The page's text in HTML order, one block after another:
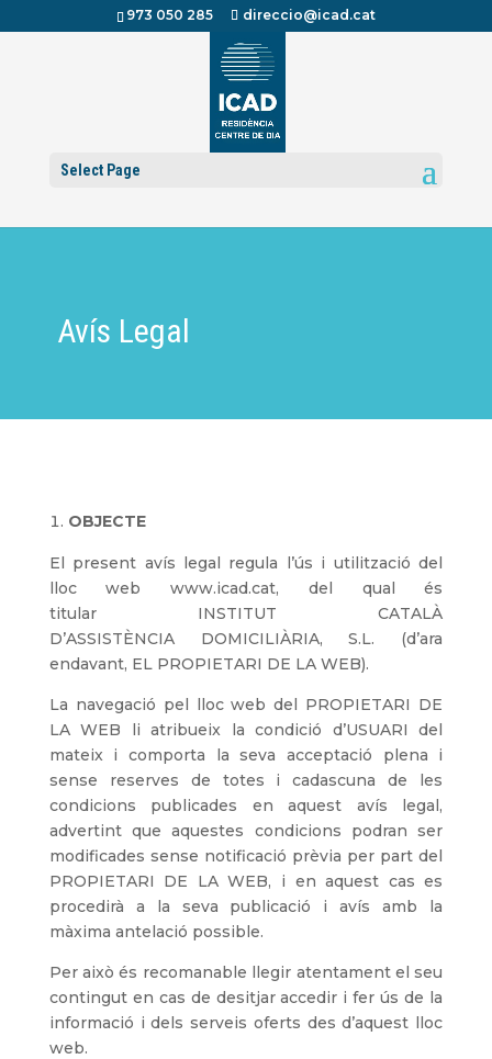
973 050 285 direccio@icad.cat
Select Page
Avís Legal
OBJECTE
El present avís legal regula l’ús i utilització del
lloc web www.icad.cat, del qual és
titular INSTITUT CATALÀ
D’ASSISTÈNCIA DOMICILIÀRIA, S.L. (d’ara
endavant, EL PROPIETARI DE LA WEB).
La navegació pel lloc web del PROPIETARI DE
LA WEB li atribueix la condició d’USUARI del
mateix i comporta la seva acceptació plena i
sense reserves de totes i cadascuna de les
condicions publicades en aquest avís legal,
advertint que aquestes condicions podran ser
modificades sense notificació prèvia per part del
PROPIETARI DE LA WEB, i en aquest cas es
procedirà a la seva publicació i avís amb la
màxima antelació possible.
Per això és recomanable llegir atentament el seu
contingut en cas de desitjar accedir i fer ús de la
informació i dels serveis oferts des d’aquest lloc
web.